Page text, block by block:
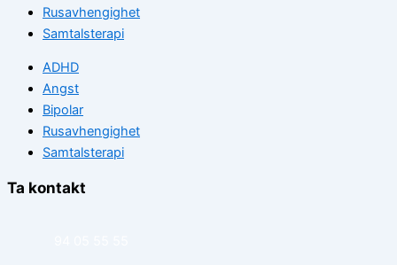
Rusavhengighet
Samtalsterapi
ADHD
Angst
Bipolar
Rusavhengighet
Samtalsterapi
Ta kontakt